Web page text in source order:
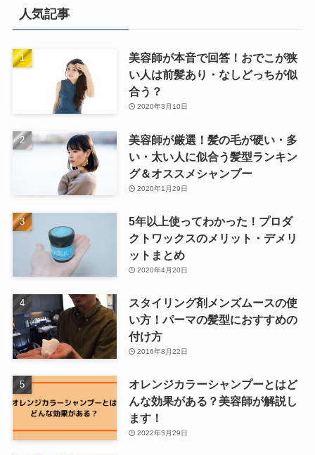
人気記事
美容師が本音で回答！おでこが狭
い人は前髪あり・なしどっちが似
合う？
2020年3月10日
美容師が厳選！髪の毛が硬い・多
い・太い人に似合う髪型ランキン
グ＆オススメシャンプー
2020年1月29日
5年以上使ってわかった！プロダ
クトワックスのメリット・デメリ
ットまとめ
2020年4月20日
スタイリング剤メンズムースの使
い方！パーマの髪型におすすめの
付け方
2016年8月22日
オレンジカラーシャンプーとはど
んな効果がある？美容師が解説し
ます！
2022年5月29日